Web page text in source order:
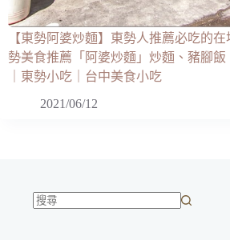
【東勢阿婆炒麵】東勢人推薦必吃的
勢美食推薦「阿婆炒麵」炒麵、豬腳
｜東勢小吃｜台中美食小吃
2021/06/12